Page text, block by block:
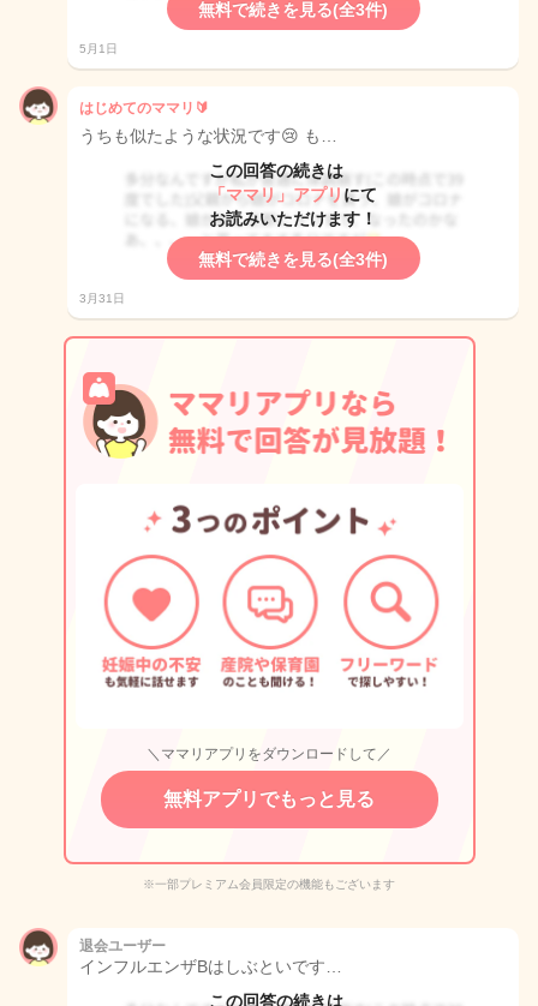
無料で続きを見る(全3件)
5月1日
はじめてのママリ🔰
うちも似たような状況です😢 も…
この回答の続きは
「ママリ」アプリ にて
お読みいただけます！
無料で続きを見る(全3件)
3月31日
＼ママリアプリをダウンロードして／
無料アプリでもっと見る
※一部プレミアム会員限定の機能もございます
退会ユーザー
インフルエンザBはしぶといです…
この回答の続きは